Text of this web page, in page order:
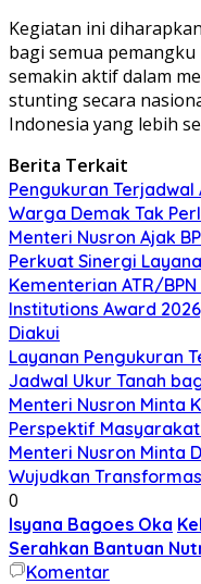
Kegiatan ini
bagi semua
semakin aktif dalam
stunting secara
Indonesia yang lebih
Berita Terkait
Pengukuran Terjadwal
Warga Demak Tak
Menteri Nusron Ajak
Perkuat Sinergi
Kementerian ATR/
Institutions Award
Diakui
Layanan Pengukuran
Jadwal Ukur Tanah
Menteri Nusron Minta
Perspektif
Menteri Nusron Minta
Wujudkan
0
Isyana Bagoes Oka
Serahkan Bantuan
Komentar